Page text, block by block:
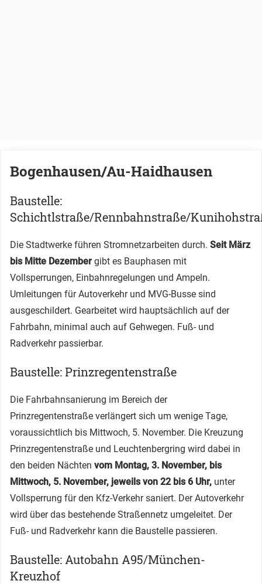
Bogenhausen/Au-Haidhausen
Baustelle:
Schichtlstraße/Rennbahnstraße/
Die Stadtwerke führen Stromnetzarbeiten durch. Seit März
bis Mitte Dezember gibt es Bauphasen mit
Vollsperrungen, Einbahnregelungen und Ampeln.
Umleitungen für Autoverkehr und MVG-Busse sind
ausgeschildert. Gearbeitet wird hauptsächlich auf der
Fahrbahn, minimal auch auf Gehwegen. Fuß- und
Radverkehr passierbar.
Baustelle: Prinzregentenstraße
Die Fahrbahnsanierung im Bereich der
Prinzregentenstraße verlängert sich um wenige Tage,
voraussichtlich bis Mittwoch, 5. November. Die Kreuzung
Prinzregentenstraße und Leuchtenbergring wird dabei in
den beiden Nächten vom Montag, 3. November, bis
Mittwoch, 5. November, jeweils von 22 bis 6 Uhr, unter
Vollsperrung für den Kfz-Verkehr saniert. Der Autoverkehr
wird über das bestehende Straßennetz umgeleitet. Der
Fuß- und Radverkehr kann die Baustelle passieren.
Baustelle: Autobahn A95/München-
Kreuzhof